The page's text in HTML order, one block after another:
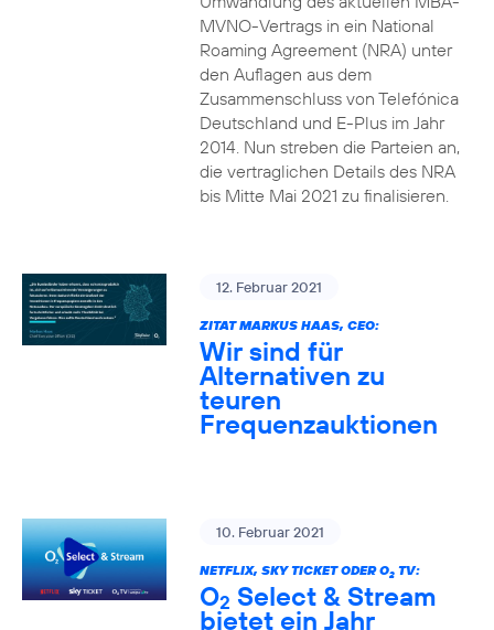
MVNO-Vertrags in ein National
Roaming Agreement (NRA) unter
den Auflagen aus dem
Zusammenschluss von Telefónica
Deutschland und E-Plus im Jahr
2014. Nun streben die Parteien an,
die vertraglichen Details des NRA
bis Mitte Mai 2021 zu finalisieren.
12. Februar 2021
ZITAT MARKUS HAAS, CEO:
Wir sind für
Alternativen zu
teuren
Frequenzauktionen
10. Februar 2021
NETFLIX, SKY TICKET ODER O2TV:
O2 Select & Stream
bietet ein Jahr